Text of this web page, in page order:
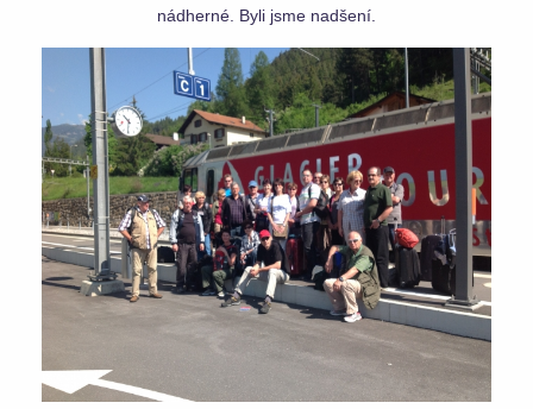
nádherné. Byli jsme nadšení.